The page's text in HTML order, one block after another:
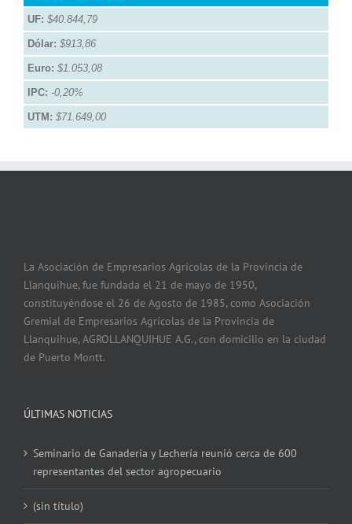
UF: $40.844,79
Dólar: $913,86
Euro: $1.053,08
IPC: -0,20%
UTM: $71.649,00
La Asociación de Empresarios Agrícolas de la Provincia de
Llanquihue, fue fundada el 21 de mayo de 1950,
constituyéndose el 26 de Agosto de 1985, como Asociación
Gremial de Empresarios Agrícolas de la Provincia de
Llanquihue, AGROLLANQUIHUE A.G., con domicilio en la ciudad
de Puerto Montt.
ÚLTIMAS NOTICIAS
Seminario de Ganadería y Lechería reunió cerca de 600
representantes del sector agropecuario
(sin título)